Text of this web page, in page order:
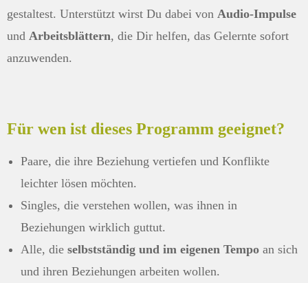
gestaltest. Unterstützt wirst Du dabei von Audio-Impulse
und Arbeitsblättern, die Dir helfen, das Gelernte sofort
anzuwenden.
Für wen ist dieses Programm geeignet?
Paare, die ihre Beziehung vertiefen und Konflikte
leichter lösen möchten.
Singles, die verstehen wollen, was ihnen in
Beziehungen wirklich guttut.
Alle, die selbstständig und im eigenen Tempo an sich
und ihren Beziehungen arbeiten wollen.